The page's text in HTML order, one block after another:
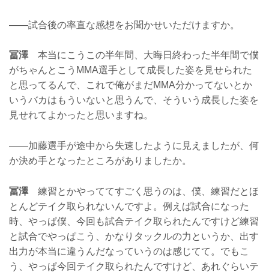
——試合後の率直な感想をお聞かせいただけますか。
冨澤本当にこうこの半年間、大晦日終わった半年間で僕
がちゃんとこうMMA選手として成長した姿を見せられた
と思ってるんで、これで俺がまだMMA分かってないとか
いうバカはもういないと思うんで、そういう成長した姿を
見せれてよかったと思いますね。
——加藤選手が途中から失速したように見えましたが、何
か決め手となったところがありましたか。
冨澤練習とかやっててすごく思うのは、僕、練習だとほ
とんどテイク取られないんですよ。例えば試合になった
時、やっぱ僕、今回も試合テイク取られたんですけど練習
と試合でやっぱこう、かなりタックルの力というか、出す
出力が本当に違うんだなっていうのは感じてて。でもこ
う、やっぱ今回テイク取られたんですけど、あれぐらいテ